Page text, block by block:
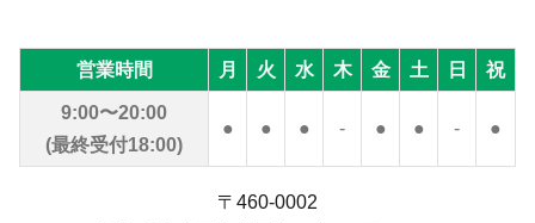
営業時間 月 火 水 木 金 土 日 祝
9:00〜20:00
(最終受付18:00)
● ● ● - ● ● - ●
〒460-0002